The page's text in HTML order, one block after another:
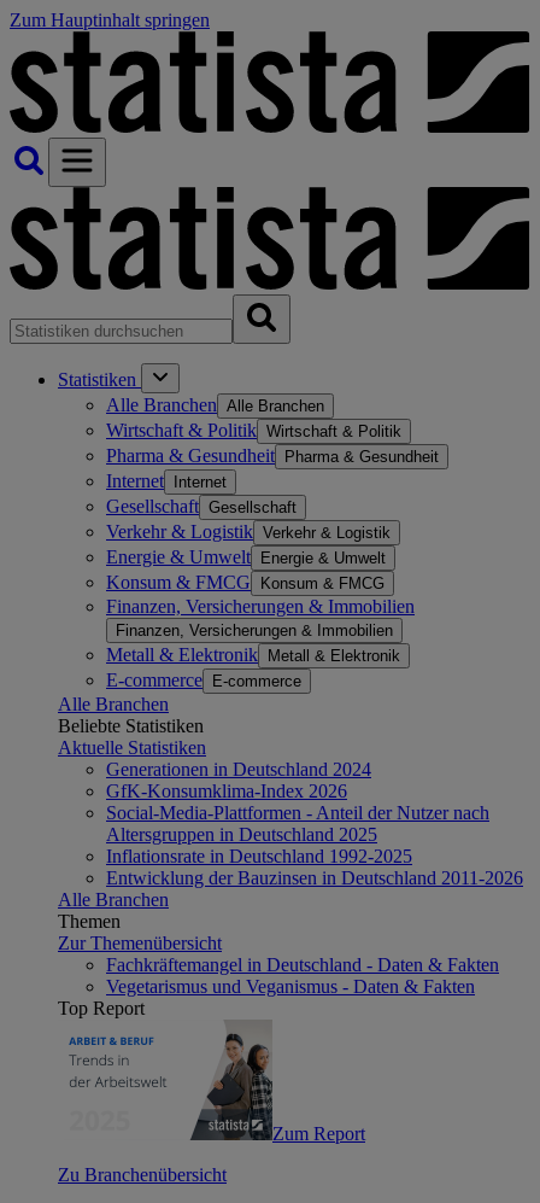
Zum Hauptinhalt springen
Statistiken
Alle Branchen Alle Branchen
Wirtschaft & Politik Wirtschaft & Politik
Pharma & Gesundheit Pharma & Gesundheit
Internet Internet
Gesellschaft Gesellschaft
Verkehr & Logistik Verkehr & Logistik
Energie & Umwelt Energie & Umwelt
Konsum & FMCG Konsum & FMCG
Finanzen, Versicherungen & Immobilien
Finanzen, Versicherungen & Immobilien
Metall & Elektronik Metall & Elektronik
E-commerce E-commerce
Alle Branchen
Beliebte Statistiken
Aktuelle Statistiken
Generationen in Deutschland 2024
GfK-Konsumklima-Index 2026
Social-Media-Plattformen - Anteil der Nutzer nach
Altersgruppen in Deutschland 2025
Inflationsrate in Deutschland 1992-2025
Entwicklung der Bauzinsen in Deutschland 2011-2026
Alle Branchen
Themen
Zur Themenübersicht
Fachkräftemangel in Deutschland - Daten & Fakten
Vegetarismus und Veganismus - Daten & Fakten
Top Report
Zum Report
Zu Branchenübersicht